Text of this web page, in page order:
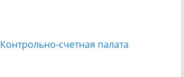
Контрольно-счетная палата